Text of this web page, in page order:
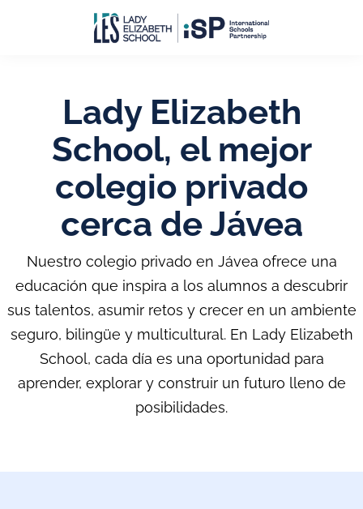
Lady Elizabeth
School, el mejor
colegio privado
cerca de Jávea
Nuestro colegio privado en Jávea ofrece una
educación que inspira a los alumnos a descubrir
sus talentos, asumir retos y crecer en un ambiente
seguro, bilingüe y multicultural. En Lady Elizabeth
School, cada día es una oportunidad para
aprender, explorar y construir un futuro lleno de
posibilidades.